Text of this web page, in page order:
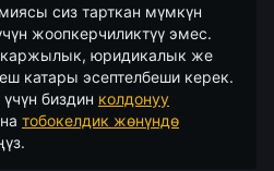
сиз тарткан мүмкүн
жоопкерчиликтүү эмес.
каржылык, юридикалык же
катары эсептелбеши керек.
биздин колдонуу
тобокелдик жөнүндө